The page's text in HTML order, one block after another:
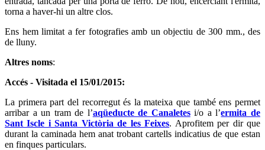
torna a haver-hi un altre clos.
Ens hem limitat a fer fotografies amb un objectiu de 300 mm., des
de lluny.
Altres noms:
Accés - Visitada el 15/01/2015:
La primera part del recorregut és la mateixa que també ens permet
arribar a un tram de l’aqüeducte de Canaletesi/o a l’ermita de
Sant Iscle i Santa Victòria de les Feixes. Aprofitem per dir que
durant la caminada hem anat trobant cartells indicatius de que estan
en finques particulars.